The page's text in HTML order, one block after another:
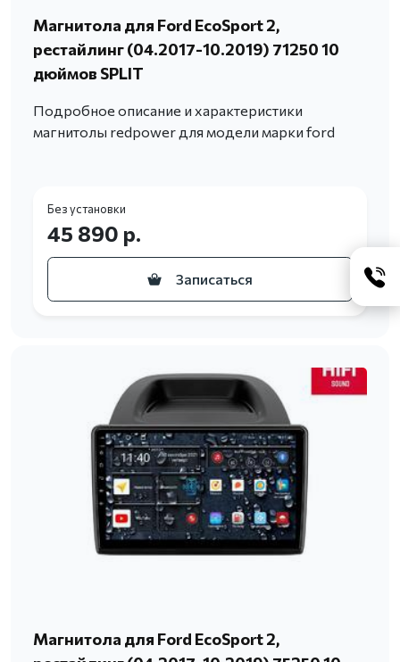
Магнитола для Ford EcoSport 2,
рестайлинг (04.2017-10.2019) 71250 10
дюймов SPLIT
Подробное описание и характеристики
магнитолы redpower для модели марки ford
Без установки
45 890 р.
Записаться
Магнитола для Ford EcoSport 2,